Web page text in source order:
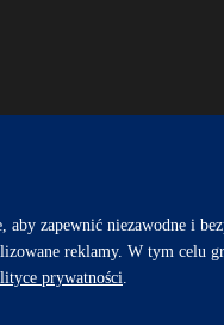
Trójmiasto –
zapewnić niezawodne i
reklamy. W tym
prywatności.